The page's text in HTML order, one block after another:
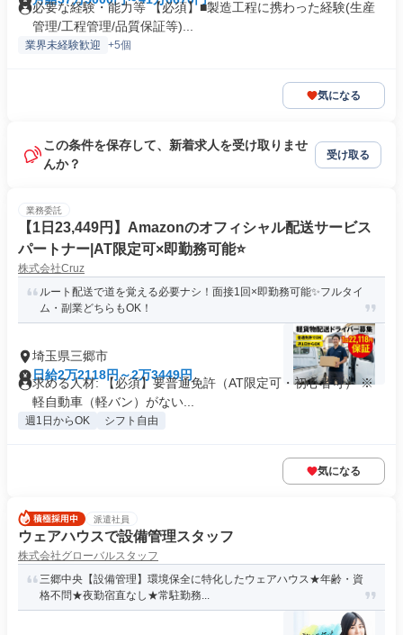
必要な経験・能力等 【必須】■製造工程に携わった経験(生産
管理/工程管理/品質保証等)...
業界未経験歓迎 +5個
気になる
この条件を保存して、新着求人を受け取りませ
んか？
受け取る
業務委託
【1日23,449円】Amazonのオフィシャル配送サービス
パートナー|AT限定可×即勤務可能⭐
株式会社Cruz
ルート配送で道を覚える必要ナシ！面接1回×即勤務可能✨フルタイ
ム・副業どちらもOK！
埼玉県三郷市
日給2万2118円～2万3449円
求める人材: 【必須】要普通免許（AT限定可・初心者可） ※
軽自動車（軽バン）がない...
週1日からOK シフト自由
気になる
派遣社員
ウェアハウスで設備管理スタッフ
株式会社グローバルスタッフ
三郷中央【設備管理】環境保全に特化したウェアハウス★年齢・資
格不問★夜勤宿直なし★常駐勤務...